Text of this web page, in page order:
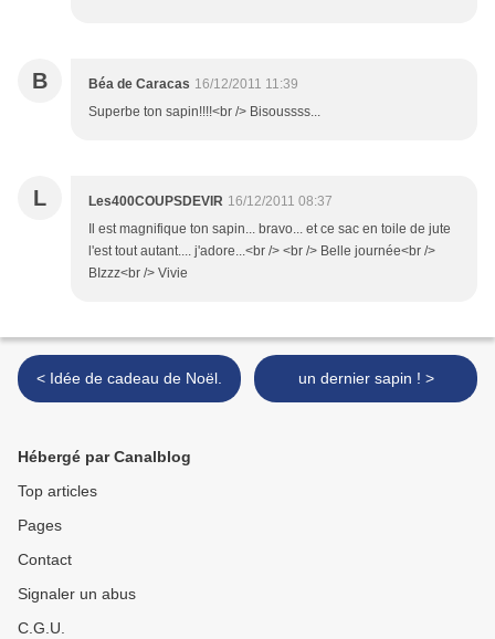
B Béa de Caracas 16/12/2011 11:39
Superbe ton sapin!!!!<br /> Bisoussss...
L Les400COUPSDEVIR 16/12/2011 08:37
Il est magnifique ton sapin... bravo... et ce sac en toile de jute
l'est tout autant.... j'adore...<br /> <br /> Belle journée<br />
BIzzz<br /> Vivie
< Idée de cadeau de Noël. un dernier sapin ! >
Hébergé par Canalblog
Top articles
Pages
Contact
Signaler un abus
C.G.U.